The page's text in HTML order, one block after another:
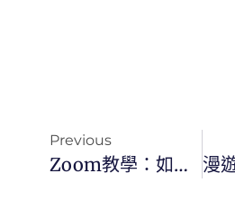
Previous
Zoom教學：如何將簡報做為虛擬背景？